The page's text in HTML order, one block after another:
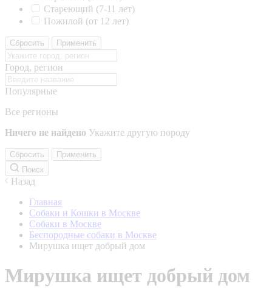
Стареющий (7-11 лет)
Пожилой (от 12 лет)
Сбросить Применить
Город, регион
Популярные
Все регионы
Ничего не найдено Укажите другую породу
Сбросить
Применить
Поиск
Назад
Главная
Собаки и Кошки в Москве
Собаки в Москве
Беспородные собаки в Москве
Мирушка ищет добрый дом
Мирушка ищет добрый дом